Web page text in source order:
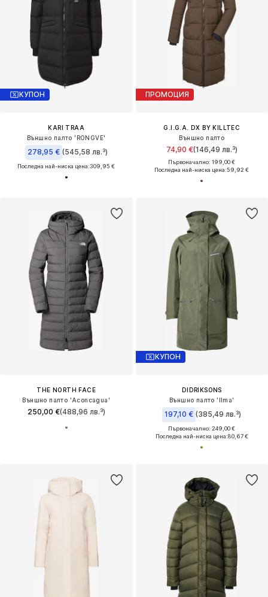
КУПОН
KARI TRAA
Външно палто 'RONGVE'
278,95 € (545,58 лв.³)
Последна най-ниска цена:309,95 €
ПРОМОЦИЯ
G.I.G.A. DX BY KILLTEC
Външно палто
74,90 €(146,49 лв.³)
Първоначално: 199,00 €
Последна най-ниска цена:59,92 €
THE NORTH FACE
Външно палто 'Aconcagua'
250,00 €(488,96 лв.³)
КУПОН
DIDRIKSONS
Външно палто 'Ilma'
197,10 € (385,49 лв.³)
Първоначално: 249,00 €
Последна най-ниска цена:80,67 €